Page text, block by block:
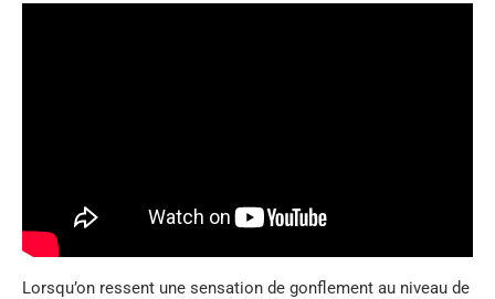
Lorsqu’on ressent une sensation de gonflement au niveau de